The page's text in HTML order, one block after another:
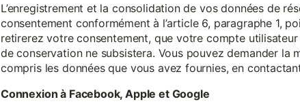
L’enregistrement et la consolidation de vos données de
consentement conformément à l’article 6, paragraphe 1,
retirerez votre consentement, que votre compte
de conservation ne subsistera. Vous pouvez demander
compris les données que vous avez fournies, en
Connexion à Facebook, Apple et Google